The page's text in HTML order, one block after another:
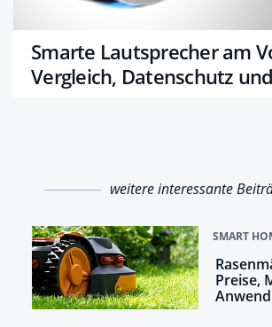
Smarte Lautsprecher am
Vergleich, Datenschutz
weitere interessante
SMART
Preise,